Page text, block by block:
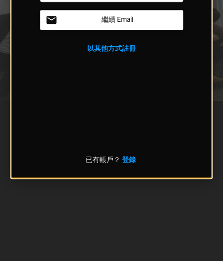
繼續 Email
以其他方式註冊
已有帳戶？ 登錄